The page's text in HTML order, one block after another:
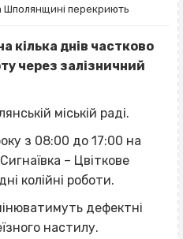
Шполянщині перекриють
кілька днів частково
через залізничний
міській раді.
з 08:00 до 17:00 на
– Цвіткове
колійні роботи.
дефектні
настилу.